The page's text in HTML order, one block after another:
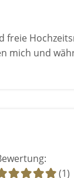
freie
mich und
(1)